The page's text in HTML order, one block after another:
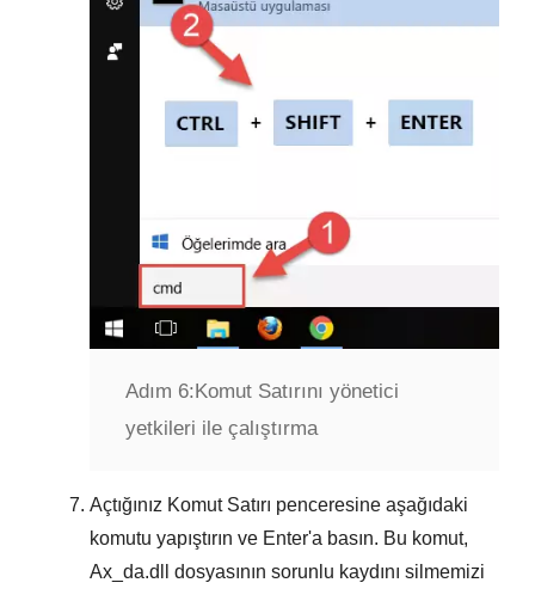
Adım 6:Komut Satırını yönetici
yetkileri ile çalıştırma
Açtığınız Komut Satırı penceresine aşağıdaki
komutu yapıştırın ve Enter'a basın. Bu komut,
Ax_da.dll
dosyasının sorunlu kaydını silmemizi